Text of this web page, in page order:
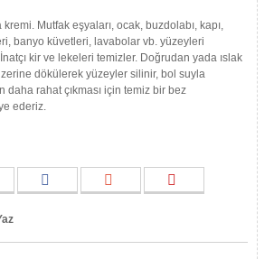
kremi. Mutfak eşyaları, ocak, buzdolabı, kapı,
banyo küvetleri, lavabolar vb. yüzeyleri
kir ve lekeleri temizler. Doğrudan yada ıslak
dökülerek yüzeyler silinir, bol suyla
daha rahat çıkması için temiz bir bez
ederiz.